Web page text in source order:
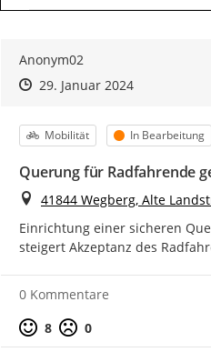
Anonym02
Zeitpunkt des Erstellens
Zeitpunkt des Erstellens
29. Januar 2024Zur Äußerung
Kategorie
Mobilität Status
In Bearbeitung
Querung für Radfahrende
Ort
41844 Wegberg, Alte
Einrichtung einer sicheren
steigert Akzeptanz des
0 Kommentare
Positive Bewertung
8 Negative Bewertung
0